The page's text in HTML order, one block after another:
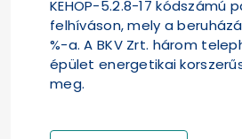
KEHOP-5.2.8-17 kódszámú
felhíváson, mely a
%-a. A BKV Zrt. három
épület energetikai
meg.